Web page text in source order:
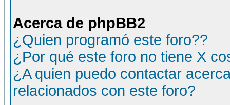
Acerca de phpBB2
¿Quien programó este foro??
¿Por qué este foro no tiene X
¿A quien puedo contactar
relacionados con este foro?